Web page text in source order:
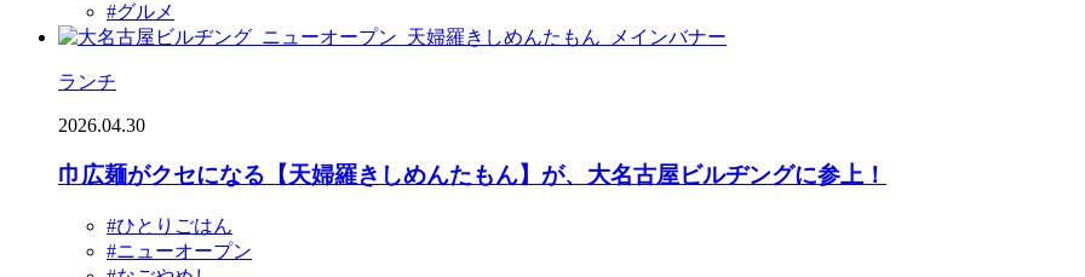
#グルメ
ランチ
2026.04.30
巾広麺がクセになる【天婦羅きしめんたもん】が、大名古屋ビルヂングに参上！
#ひとりごはん
#ニューオープン